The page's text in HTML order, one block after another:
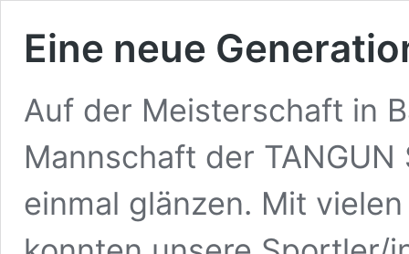
Eine neue
Auf der Meisterschaft in
Mannschaft der
einmal glänzen. Mit